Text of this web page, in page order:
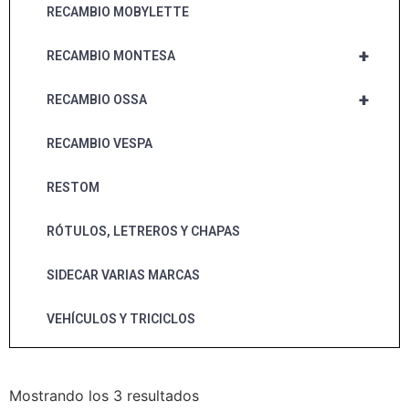
RECAMBIO MOBYLETTE
+
RECAMBIO MONTESA
+
RECAMBIO OSSA
RECAMBIO VESPA
RESTOM
RÓTULOS, LETREROS Y CHAPAS
SIDECAR VARIAS MARCAS
VEHÍCULOS Y TRICICLOS
Mostrando los 3 resultados